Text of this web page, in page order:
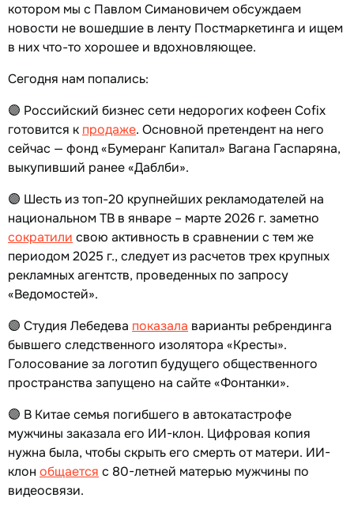
котором мы с Павлом Симановичем обсуждаем
новости не вошедшие в ленту Постмаркетинга и ищем
в них что-то хорошее и вдохновляющее.
Сегодня нам попались:
🟣 Российский бизнес сети недорогих кофеен Cofix
готовится к продаже. Основной претендент на него
сейчас — фонд «Бумеранг Капитал» Вагана Гаспаряна,
выкупивший ранее «Даблби».
🟣 Шесть из топ-20 крупнейших рекламодателей на
национальном ТВ в январе – марте 2026 г. заметно
сократили свою активность в сравнении с тем же
периодом 2025 г., следует из расчетов трех крупных
рекламных агентств, проведенных по запросу
«Ведомостей».
🟣 Студия Лебедева показала варианты ребрендинга
бывшего следственного изолятора «Кресты».
Голосование за логотип будущего общественного
пространства запущено на сайте «Фонтанки».
🟣 В Китае семья погибшего в автокатастрофе
мужчины заказала его ИИ-клон. Цифровая копия
нужна была, чтобы скрыть его смерть от матери. ИИ-
клон общается с 80-летней матерью мужчины по
видеосвязи.